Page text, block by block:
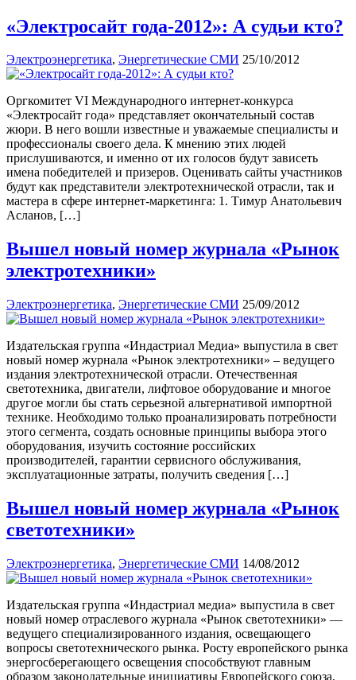
«Электросайт года-2012»: А судьи кто?
Электроэнергетика, Энергетические СМИ 25/10/2012
Оргкомитет VI Международного интернет-конкурса
«Электросайт года» представляет окончательный состав
жюри. В него вошли известные и уважаемые специалисты и
профессионалы своего дела. К мнению этих людей
прислушиваются, и именно от их голосов будут зависеть
имена победителей и призеров. Оценивать сайты участников
будут как представители электротехнической отрасли, так и
мастера в сфере интернет-маркетинга: 1. Тимур Анатольевич
Асланов, […]
Вышел новый номер журнала «Рынок
электротехники»
Электроэнергетика, Энергетические СМИ 25/09/2012
Издательская группа «Индастриал Медиа» выпустила в свет
новый номер журнала «Рынок электротехники» – ведущего
издания электротехнической отрасли. Отечественная
светотехника, двигатели, лифтовое оборудование и многое
другое могли бы стать серьезной альтернативой импортной
технике. Необходимо только проанализировать потребности
этого сегмента, создать основные принципы выбора этого
оборудования, изучить состояние российских
производителей, гарантии сервисного обслуживания,
эксплуатационные затраты, получить сведения […]
Вышел новый номер журнала «Рынок
светотехники»
Электроэнергетика, Энергетические СМИ 14/08/2012
Издательская группа «Индастриал медиа» выпустила в свет
новый номер отраслевого журнала «Рынок светотехники» —
ведущего специализированного издания, освещающего
вопросы светотехнического рынка. Росту европейского рынка
энергосберегающего освещения способствуют главным
образом законодательные инициативы Европейского союза,